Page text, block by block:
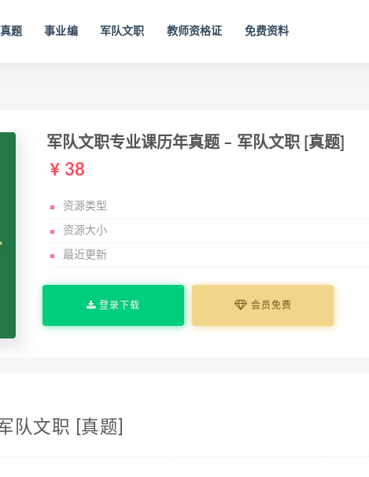
真题 事业编 军队文职 教师资格证 免费资料
军队文职专业课历年真题 – 军队文职 [真题]
38
资源类型
资源大小
最近更新
登录下载 会员免费
队文职 [真题]